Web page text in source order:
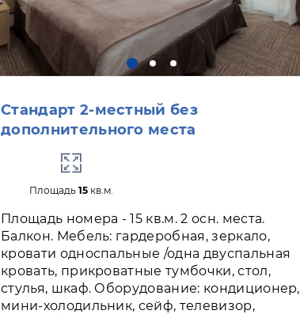
Стандарт 2-местный без
дополнительного места
Площадь 15кв.м.
Площадь номера - 15 кв.м. 2 осн. места.
Балкон. Мебель: гардеробная, зеркало,
кровати односпальные /одна двуспальная
кровать, прикроватные тумбочки, стол,
стулья, шкаф. Оборудование: кондиционер,
мини-холодильник, сейф, телевизор,